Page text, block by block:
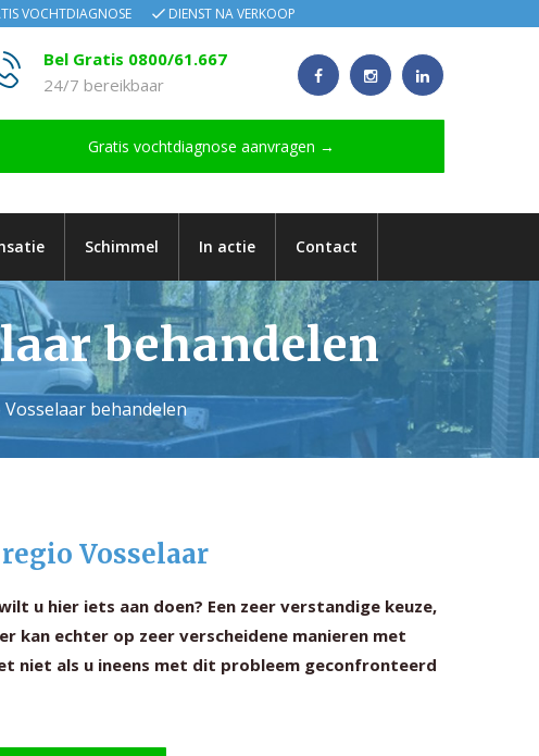
VOCHTDIAGNOSE DIENST NA VERKOOP
Bel Gratis 0800/61.667
24/7 bereikbaar
Gratis vochtdiagnose aanvragen →
Schimmel In actie Contact
behandelen
behandelen
Vosselaar
u hier iets aan doen? Een zeer verstandige keuze,
kan echter op zeer verscheidene manieren met
niet als u ineens met dit probleem geconfronteerd